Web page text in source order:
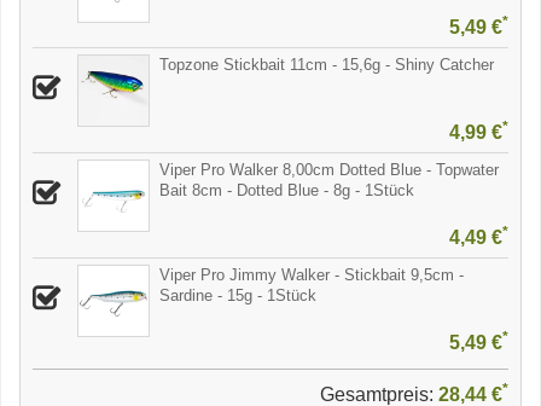
5,49 €*
Topzone Stickbait 11cm - 15,6g - Shiny Catcher
4,99 €*
Viper Pro Walker 8,00cm Dotted Blue - Topwater
Bait 8cm - Dotted Blue - 8g - 1Stück
4,49 €*
Viper Pro Jimmy Walker - Stickbait 9,5cm -
Sardine - 15g - 1Stück
5,49 €*
Gesamtpreis: 28,44 €*